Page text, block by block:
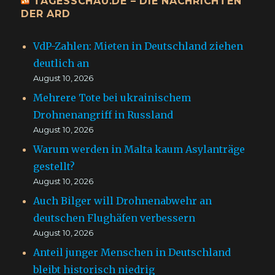
DER ARD
VdP-Zahlen: Mieten in Deutschland ziehen
deutlich an
August 10, 2026
Mehrere Tote bei ukrainischem
Drohnenangriff in Russland
August 10, 2026
Warum werden in Malta kaum Asylanträge
gestellt?
August 10, 2026
Auch Bilger will Drohnenabwehr an
deutschen Flughäfen verbessern
August 10, 2026
Anteil junger Menschen in Deutschland
bleibt historisch niedrig